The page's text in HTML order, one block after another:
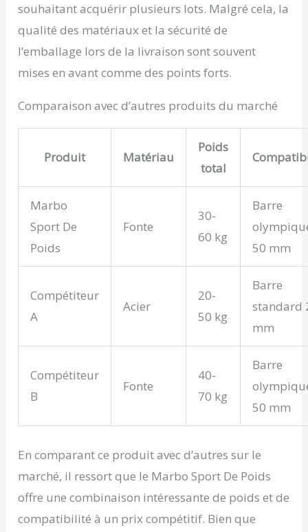
souhaitant acquérir plusieurs lots. Malgré cela, la
qualité des matériaux et la sécurité de
l’emballage lors de la livraison sont souvent
mises en avant comme des points forts.
Comparaison avec d’autres produits du marché
Produit Matériau
Poids
total
Marbo
Sport De
Poids
Fonte
30-
60 kg
Barre
50 mm
Compétiteur
A
Acier
20-
50 kg
Barre
standard
mm
Compétiteur
B
Fonte
40-
70 kg
Barre
50 mm
En comparant ce produit avec d’autres sur le
marché, il ressort que le Marbo Sport De Poids
offre une combinaison intéressante de poids et de
compatibilité à un prix compétitif. Bien que